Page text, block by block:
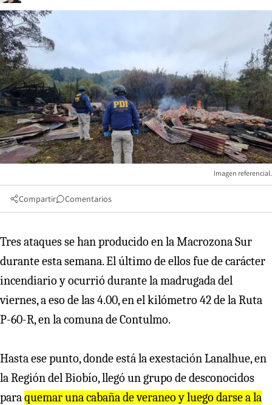
Imagen referencial.
Compartir Comentarios
Tres ataques se han producido en la Macrozona Sur
durante esta semana. El último de ellos fue de carácter
incendiario y ocurrió durante la madrugada del
viernes, a eso de las 4.00, en el kilómetro 42 de la Ruta
P-60-R, en la comuna de Contulmo.
Hasta ese punto, donde está la exestación Lanalhue, en
la Región del Biobío, llegó un grupo de desconocidos
paraquemar una cabaña de veraneo y luego darse a la